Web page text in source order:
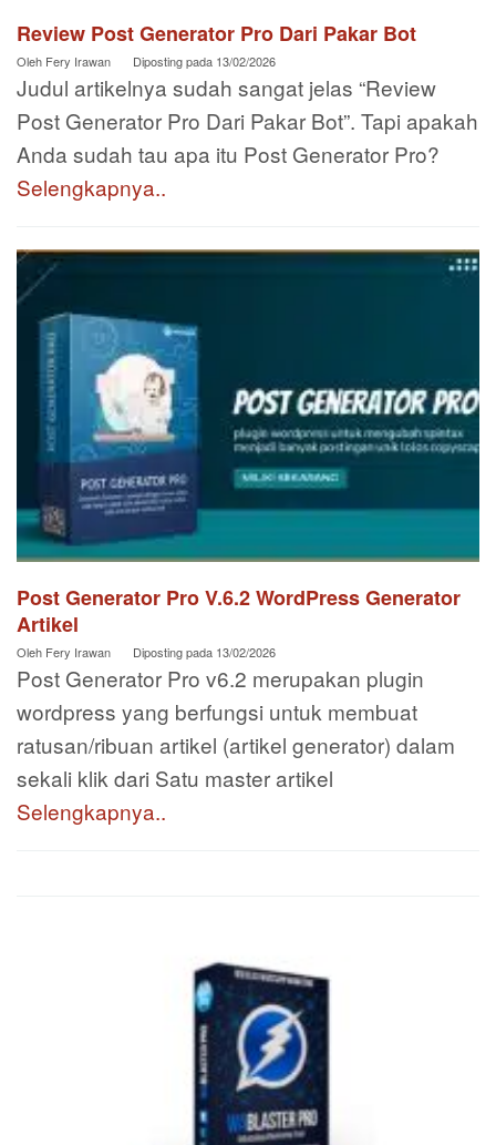
Review Post Generator Pro Dari Pakar Bot
Oleh Fery Irawan Diposting pada 13/02/2026
Judul artikelnya sudah sangat jelas “Review
Post Generator Pro Dari Pakar Bot”. Tapi apakah
Anda sudah tau apa itu Post Generator Pro?
Selengkapnya..
Post Generator Pro V.6.2 WordPress Generator
Artikel
Oleh Fery Irawan Diposting pada 13/02/2026
Post Generator Pro v6.2 merupakan plugin
wordpress yang berfungsi untuk membuat
ratusan/ribuan artikel (artikel generator) dalam
sekali klik dari Satu master artikel
Selengkapnya..